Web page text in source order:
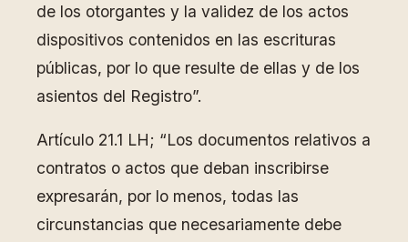
de los otorgantes y la validez de los actos
dispositivos contenidos en las escrituras
públicas, por lo que resulte de ellas y de los
asientos del Registro”.
Artículo 21.1 LH; “Los documentos relativos a
contratos o actos que deban inscribirse
expresarán, por lo menos, todas las
circunstancias que necesariamente debe